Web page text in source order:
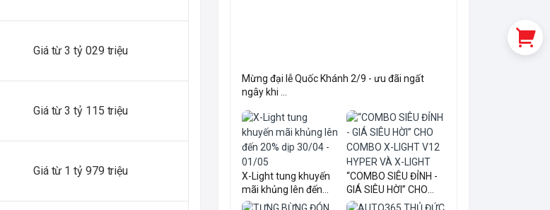
Giá từ 3 tỷ 029 triệu
Giá từ 3 tỷ 115 triệu
Giá từ 1 tỷ 979 triệu
Mừng đại lễ Quốc Khánh 2/9 - ưu đãi ngất
ngây khi ...
X-Light tung khuyến
mãi khủng lên đến
20...
“COMBO SIÊU ĐỈNH -
GIÁ SIÊU HỜI” CHO
COM...